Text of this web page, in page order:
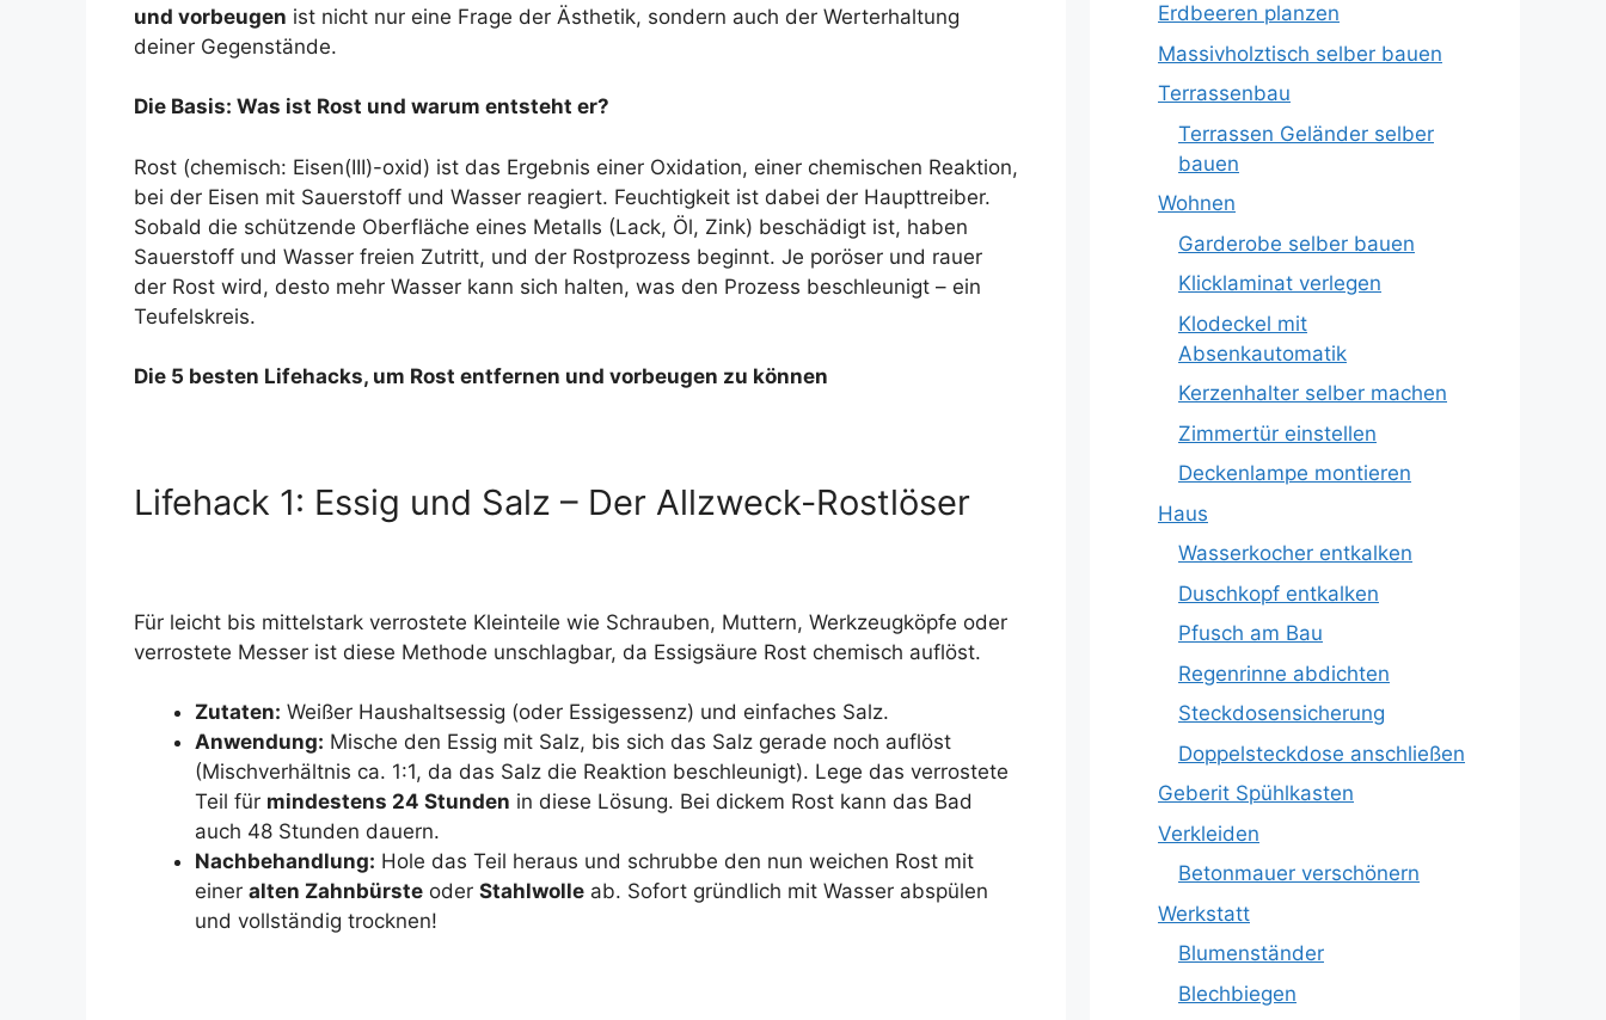
und vorbeugen ist nicht nur eine Frage der Ästhetik, sondern auch der Werterhaltung
deiner Gegenstände.
Die Basis: Was ist Rost und warum entsteht er?
Rost (chemisch: Eisen(III)-oxid) ist das Ergebnis einer Oxidation, einer chemischen Reaktion,
bei der Eisen mit Sauerstoff und Wasser reagiert. Feuchtigkeit ist dabei der Haupttreiber.
Sobald die schützende Oberfläche eines Metalls (Lack, Öl, Zink) beschädigt ist, haben
Sauerstoff und Wasser freien Zutritt, und der Rostprozess beginnt. Je poröser und rauer
der Rost wird, desto mehr Wasser kann sich halten, was den Prozess beschleunigt – ein
Teufelskreis.
Die 5 besten Lifehacks, um Rost entfernen und vorbeugen zu können
Lifehack 1: Essig und Salz – Der Allzweck-Rostlöser
Für leicht bis mittelstark verrostete Kleinteile wie Schrauben, Muttern, Werkzeugköpfe oder
verrostete Messer ist diese Methode unschlagbar, da Essigsäure Rost chemisch auflöst.
Zutaten: Weißer Haushaltsessig (oder Essigessenz) und einfaches Salz.
Anwendung: Mische den Essig mit Salz, bis sich das Salz gerade noch auflöst
(Mischverhältnis ca. 1:1, da das Salz die Reaktion beschleunigt). Lege das verrostete
Teil für mindestens 24 Stunden in diese Lösung. Bei dickem Rost kann das Bad
auch 48 Stunden dauern.
Nachbehandlung: Hole das Teil heraus und schrubbe den nun weichen Rost mit
einer alten Zahnbürste oder Stahlwolle ab. Sofort gründlich mit Wasser abspülen
und vollständig trocknen!
Erdbeeren planzen
Massivholztisch selber bauen
Terrassenbau
Terrassen Geländer selber
bauen
Wohnen
Garderobe selber bauen
Klicklaminat verlegen
Klodeckel mit
Absenkautomatik
Kerzenhalter selber machen
Zimmertür einstellen
Deckenlampe montieren
Haus
Wasserkocher entkalken
Duschkopf entkalken
Pfusch am Bau
Regenrinne abdichten
Steckdosensicherung
Doppelsteckdose anschließen
Geberit Spühlkasten
Verkleiden
Betonmauer verschönern
Werkstatt
Blumenständer
Blechbiegen